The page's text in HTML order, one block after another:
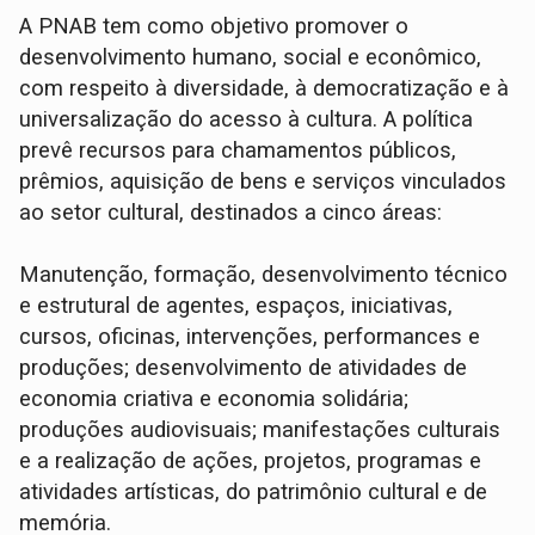
A PNAB tem como objetivo promover o
desenvolvimento humano, social e econômico,
com respeito à diversidade, à democratização e à
universalização do acesso à cultura. A política
prevê recursos para chamamentos públicos,
prêmios, aquisição de bens e serviços vinculados
ao setor cultural, destinados a cinco áreas:
Manutenção, formação, desenvolvimento técnico
e estrutural de agentes, espaços, iniciativas,
cursos, oficinas, intervenções, performances e
produções; desenvolvimento de atividades de
economia criativa e economia solidária;
produções audiovisuais; manifestações culturais
e a realização de ações, projetos, programas e
atividades artísticas, do patrimônio cultural e de
memória.